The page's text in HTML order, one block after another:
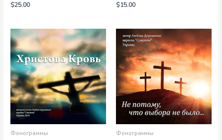
$25.00 $15.00
Фонограммы Фонограммы